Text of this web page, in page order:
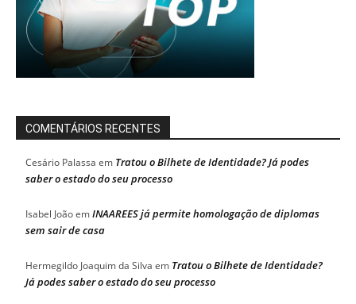
COMENTÁRIOS RECENTES
Cesário Palassa em Tratou o Bilhete de Identidade? Já podes
saber o estado do seu processo
Isabel JoãoemINAAREES já permite homologação de diplomas
sem sair de casa
Hermegildo Joaquim da Silva em Tratou o Bilhete de Identidade?
Já podes saber o estado do seu processo